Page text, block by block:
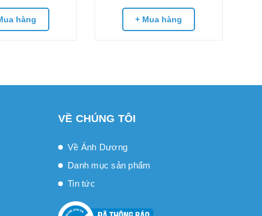
hàng + Mua hàng
VỀ CHÚNG TÔI
Về Ánh Dương
Danh mục sản phẩm
Tin tức